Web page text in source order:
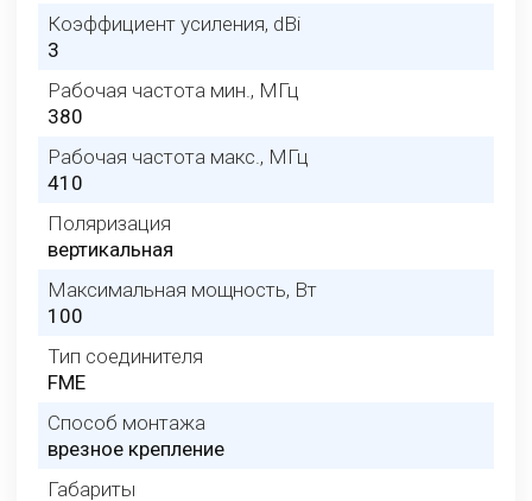
Коэффициент усиления, dBi
3
Рабочая частота мин., МГц
380
Рабочая частота макс., МГц
410
Поляризация
вертикальная
Максимальная мощность, Вт
100
Тип соединителя
FME
Способ монтажа
врезное крепление
Габариты